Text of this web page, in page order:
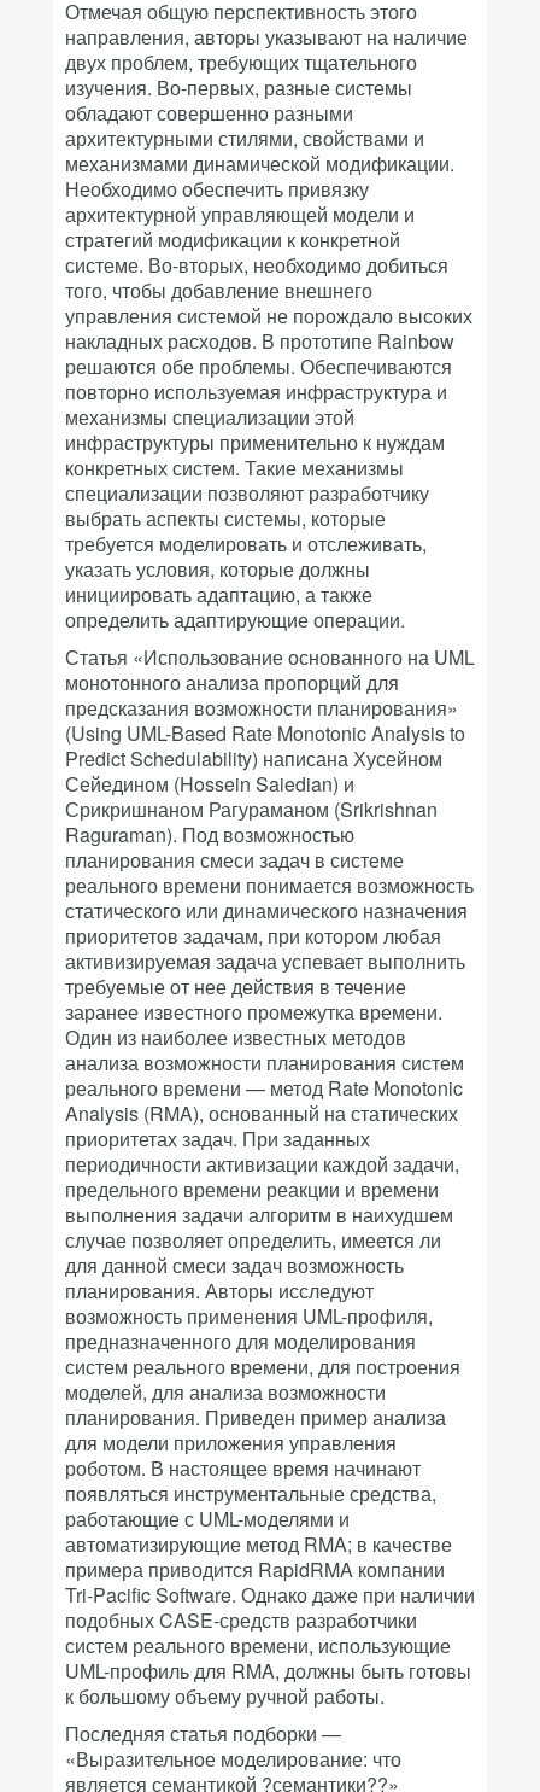
Отмечая общую перспективность этого
направления, авторы указывают на наличие
двух проблем, требующих тщательного
изучения. Во-первых, разные системы
обладают совершенно разными
архитектурными стилями, свойствами и
механизмами динамической модификации.
Необходимо обеспечить привязку
архитектурной управляющей модели и
стратегий модификации к конкретной
системе. Во-вторых, необходимо добиться
того, чтобы добавление внешнего
управления системой не порождало высоких
накладных расходов. В прототипе Rainbow
решаются обе проблемы. Обеспечиваются
повторно используемая инфраструктура и
механизмы специализации этой
инфраструктуры применительно к нуждам
конкретных систем. Такие механизмы
специализации позволяют разработчику
выбрать аспекты системы, которые
требуется моделировать и отслеживать,
указать условия, которые должны
инициировать адаптацию, а также
определить адаптирующие операции.
Статья «Использование основанного на UML
монотонного анализа пропорций для
предсказания возможности планирования»
(Using UML-Based Rate Monotonic Analysis to
Predict Schedulability) написана Хусейном
Сейедином (Hossein Saiedian) и
Срикришнаном Рагураманом (Srikrishnan
Raguraman). Под возможностью
планирования смеси задач в системе
реального времени понимается возможность
статического или динамического назначения
приоритетов задачам, при котором любая
активизируемая задача успевает выполнить
требуемые от нее действия в течение
заранее известного промежутка времени.
Один из наиболее известных методов
анализа возможности планирования систем
реального времени — метод Rate Monotonic
Analysis (RMA), основанный на статических
приоритетах задач. При заданных
периодичности активизации каждой задачи,
предельного времени реакции и времени
выполнения задачи алгоритм в наихудшем
случае позволяет определить, имеется ли
для данной смеси задач возможность
планирования. Авторы исследуют
возможность применения UML-профиля,
предназначенного для моделирования
систем реального времени, для построения
моделей, для анализа возможности
планирования. Приведен пример анализа
для модели приложения управления
роботом. В настоящее время начинают
появляться инструментальные средства,
работающие с UML-моделями и
автоматизирующие метод RMA; в качестве
примера приводится RapidRMA компании
Tri-Pacific Software. Однако даже при наличии
подобных CASE-средств разработчики
систем реального времени, использующие
UML-профиль для RMA, должны быть готовы
к большому объему ручной работы.
Последняя статья подборки —
«Выразительное моделирование: что
является семантикой ?семантики??»